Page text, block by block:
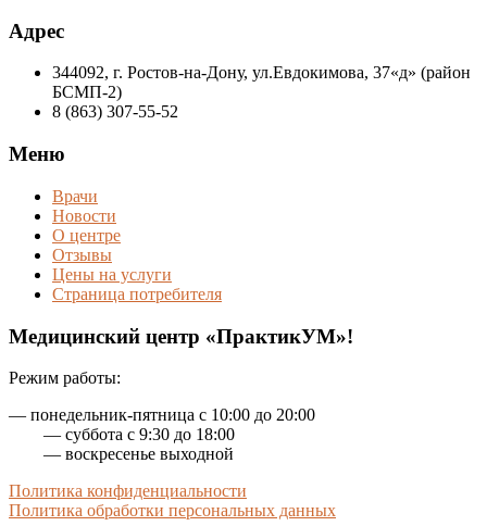
Адрес
344092, г. Ростов-на-Дону, ул.Евдокимова, 37«д» (район
БСМП-2)
8 (863) 307-55-52
Меню
Врачи
Новости
О центре
Отзывы
Цены на услуги
Страница потребителя
Медицинский центр «ПрактикУМ»!
Режим работы:
— понедельник-пятница с 10:00 до 20:00
— суббота с 9:30 до 18:00
— воскресенье выходной
Политика конфиденциальности
Политика обработки персональных данных